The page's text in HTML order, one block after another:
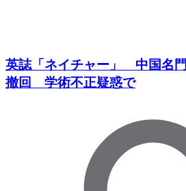
英誌「ネイチャー」 中国名
撤回 学術不正疑惑で